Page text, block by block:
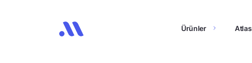
Ürünler Atlas